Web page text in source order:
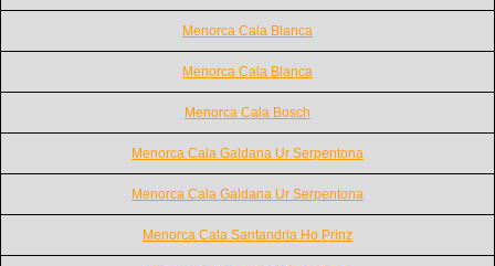
Menorca Cala Blanca
Menorca Cala Blanca
Menorca Cala Bosch
Menorca Cala Galdana Ur Serpentona
Menorca Cala Galdana Ur Serpentona
Menorca Cala Santandria Ho Prinz